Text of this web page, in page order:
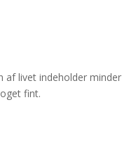
af livet indeholder minder
fint.